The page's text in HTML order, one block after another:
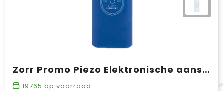
Zorr Promo Piezo Elektronische aansteker HC, navulbaar
19765 op voorraad